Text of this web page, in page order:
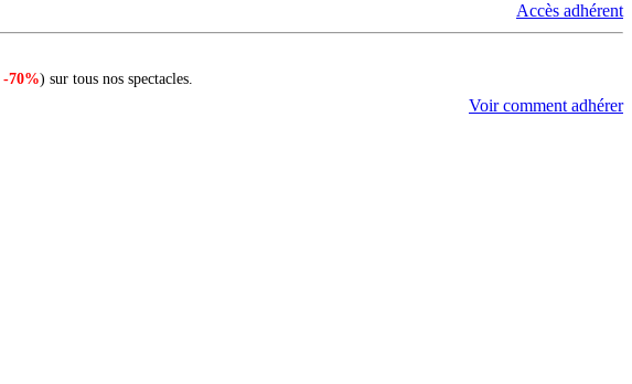
Accès adhérent
-70%) sur tous nos spectacles.
Voir comment adhérer